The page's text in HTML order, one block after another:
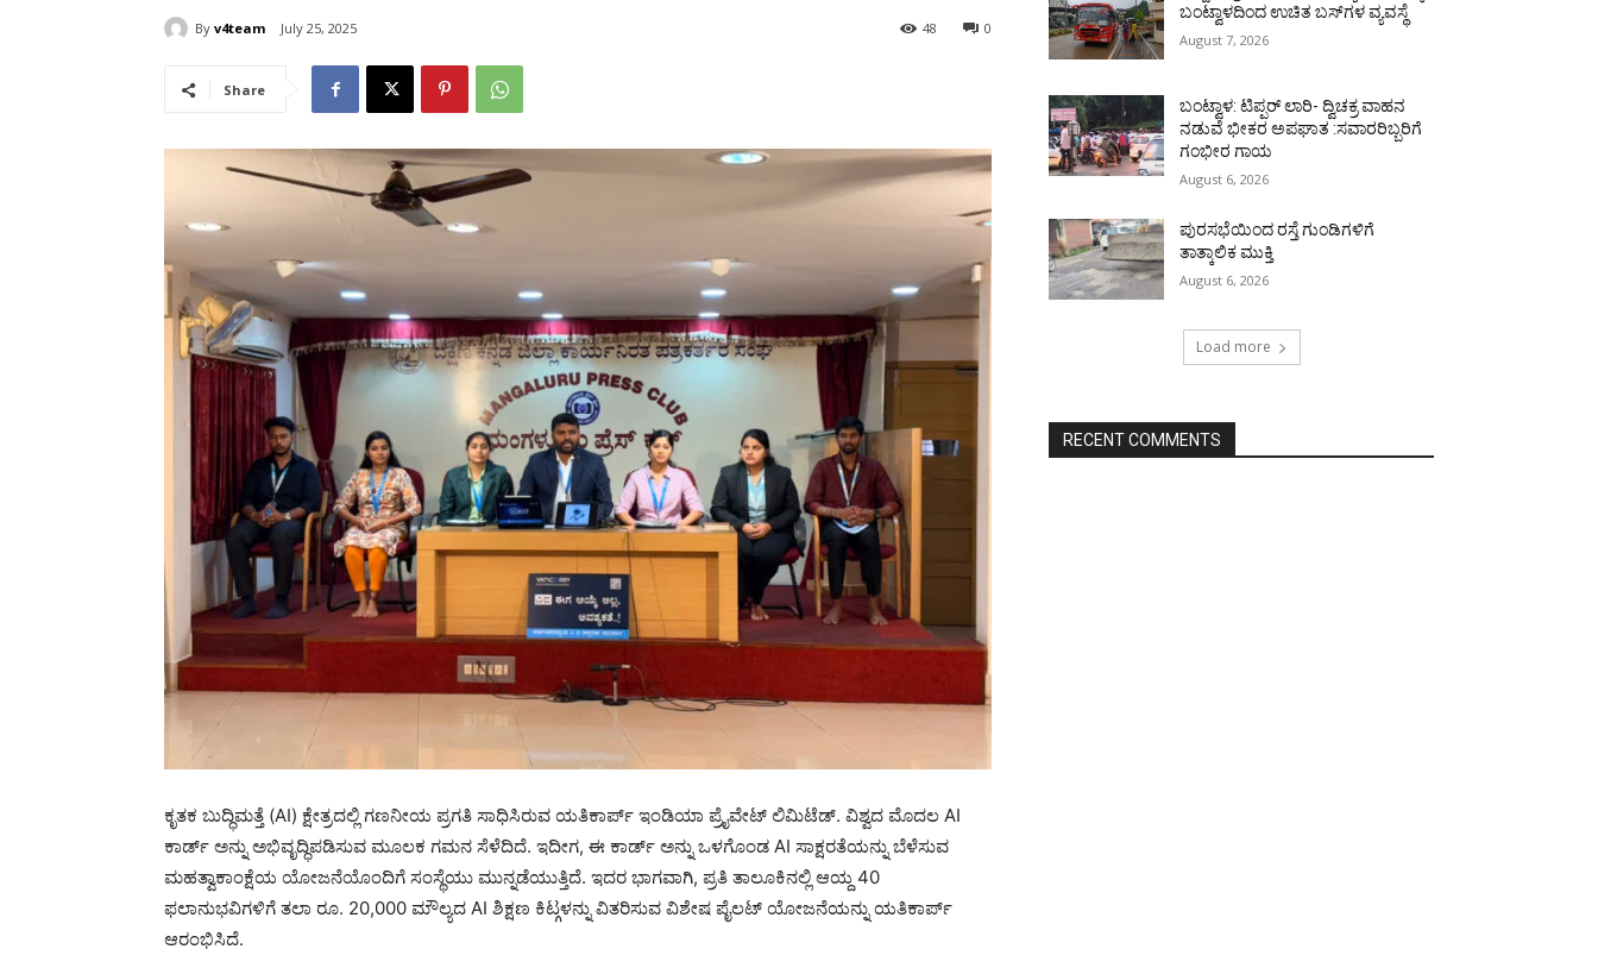
By v4team July 25, 2025 0
48
Share
ಕೃತಕ ಬುದ್ಧಿಮತ್ತೆ (AI) ಕ್ಷೇತ್ರದಲ್ಲಿ ಗಣನೀಯ ಪ್ರಗತಿ ಸಾಧಿಸಿರುವ ಯತಿಕಾರ್ಪ್ ಇಂಡಿಯಾ ಪ್ರೈವೇಟ್ ಲಿಮಿಟೆಡ್. ವಿಶ್ವದ ಮೊದಲ AI
ಕಾರ್ಡ್ ಅನ್ನು ಅಭಿವೃದ್ಧಿಪಡಿಸುವ ಮೂಲಕ ಗಮನ ಸೆಳೆದಿದೆ. ಇದೀಗ, ಈ ಕಾರ್ಡ್ ಅನ್ನು ಒಳಗೊಂಡ AI ಸಾಕ್ಷರತೆಯನ್ನು ಬೆಳೆಸುವ
ಮಹತ್ವಾಕಾಂಕ್ಷೆಯ ಯೋಜನೆಯೊಂದಿಗೆ ಸಂಸ್ಥೆಯು ಮುನ್ನಡೆಯುತ್ತಿದೆ. ಇದರ ಭಾಗವಾಗಿ, ಪ್ರತಿ ತಾಲೂಕಿನಲ್ಲಿ ಆಯ್ದ 40
ಫಲಾನುಭವಿಗಳಿಗೆ ತಲಾ ರೂ. 20,000 ಮೌಲ್ಯದ AI ಶಿಕ್ಷಣ ಕಿಟ್ಗಳನ್ನು ವಿತರಿಸುವ ವಿಶೇಷ ಪೈಲಟ್ ಯೋಜನೆಯನ್ನು ಯತಿಕಾರ್ಪ್
ಆರಂಭಿಸಿದೆ.
ಬಂಟ್ವಾಳದಿಂದ ಉಚಿತ ಬಸ್‌ಗಳ ವ್ಯವಸ್ಥೆ
August 7, 2026
ಬಂಟ್ವಾಳ: ಟಿಪ್ಪರ್ ಲಾರಿ- ದ್ವಿಚಕ್ರ ವಾಹನ
ನಡುವೆ ಭೀಕರ ಅಪಘಾತ :ಸವಾರರಿಬ್ಬರಿಗೆ
ಗಂಭೀರ ಗಾಯ
August 6, 2026
ಪುರಸಭೆಯಿಂದ ರಸ್ತೆ ಗುಂಡಿಗಳಿಗೆ
ತಾತ್ಕಾಲಿಕ ಮುಕ್ತಿ
August 6, 2026
Load more
RECENT COMMENTS